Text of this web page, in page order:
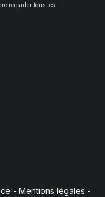
regarder tous les
- Mentions légales -